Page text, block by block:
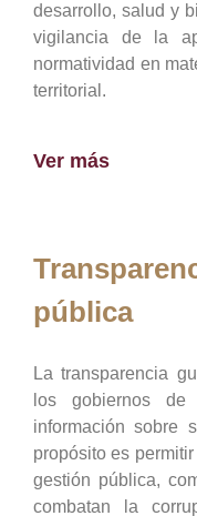
desarrollo, salud y
vigilancia de la
normatividad en
territorial.
Ver más
pública
La transparencia
los gobiernos
información sobre
propósito es
gestión pública,
combatan la